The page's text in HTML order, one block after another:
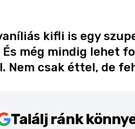
kifli is egy
még mindig lehet
Nem csak éttel, de
Találj ránk